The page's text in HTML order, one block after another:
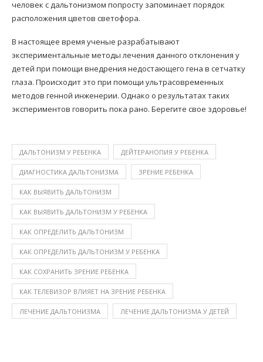
человек с дальтонизмом попросту запоминает порядок
расположения цветов светофора.
В настоящее время ученые разрабатывают
экспериментальные методы лечения данного отклонения у
детей при помощи внедрения недостающего гена в сетчатку
глаза. Происходит это при помощи ультрасовременных
методов генной инженерии. Однако о результатах таких
экспериментов говорить пока рано. Берегите свое здоровье!
ДАЛЬТОНИЗМ У РЕБЕНКА ДЕЙТЕРАНОПИЯ У РЕБЕНКА
ДИАГНОСТИКА ДАЛЬТОНИЗМА ЗРЕНИЕ РЕБЕНКА
КАК ВЫЯВИТЬ ДАЛЬТОНИЗМ
КАК ВЫЯВИТЬ ДАЛЬТОНИЗМ У РЕБЕНКА
КАК ОПРЕДЕЛИТЬ ДАЛЬТОНИЗМ
КАК ОПРЕДЕЛИТЬ ДАЛЬТОНИЗМ У РЕБЕНКА
КАК СОХРАНИТЬ ЗРЕНИЕ РЕБЕНКА
КАК ТЕЛЕВИЗОР ВЛИЯЕТ НА ЗРЕНИЕ РЕБЕНКА
ЛЕЧЕНИЕ ДАЛЬТОНИЗМА ЛЕЧЕНИЕ ДАЛЬТОНИЗМА У ДЕТЕЙ